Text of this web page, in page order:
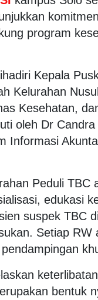
program
Kepala
Kelurahan
Kesehatan,
oleh Dr Candra
Informasi
Peduli TBC
edukasi
suspek TBC
Setiap RW
bentuk